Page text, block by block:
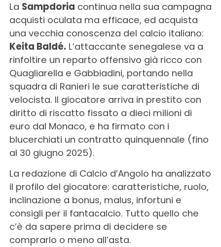
La Sampdoria continua nella sua campagna
acquisti oculata ma efficace, ed acquista
una vecchia conoscenza del calcio italiano:
Keita Baldé. L’attaccante senegalese va a
rinfoltire un reparto offensivo già ricco con
Quagliarella e Gabbiadini, portando nella
squadra di Ranieri le sue caratteristiche di
velocista. Il giocatore arriva in prestito con
diritto di riscatto fissato a dieci milioni di
euro dal Monaco, e ha firmato con i
blucerchiati un contratto quinquennale (fino
al 30 giugno 2025).
La redazione di Calcio d’Angolo ha analizzato
il profilo del giocatore: caratteristiche, ruolo,
inclinazione a bonus, malus, infortuni e
consigli per il fantacalcio. Tutto quello che
c’è da sapere prima di decidere se
comprarlo o meno all’asta.